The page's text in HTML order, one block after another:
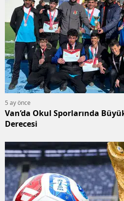
5 ay önce
Van’da Okul Sporlarında
Derecesi